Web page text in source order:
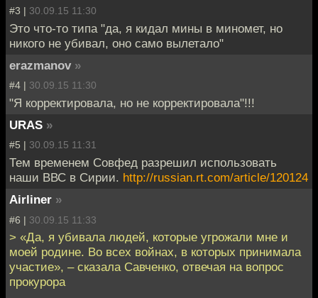
#3 | 30.09.15 11:30
Это что-то типа "да, я кидал мины в миномет, но
никого не убивал, оно само вылетало"
erazmanov »
#4 | 30.09.15 11:30
"Я корректировала, но не корректировала"!!!
URAS »
#5 | 30.09.15 11:31
Тем временем Совфед разрешил использовать
наши ВВС в Сирии. http://russian.rt.com/article/120124
Airliner »
#6 | 30.09.15 11:33
> «Да, я убивала людей, которые угрожали мне и
моей родине. Во всех войнах, в которых принимала
участие», – сказала Савченко, отвечая на вопрос
прокурора